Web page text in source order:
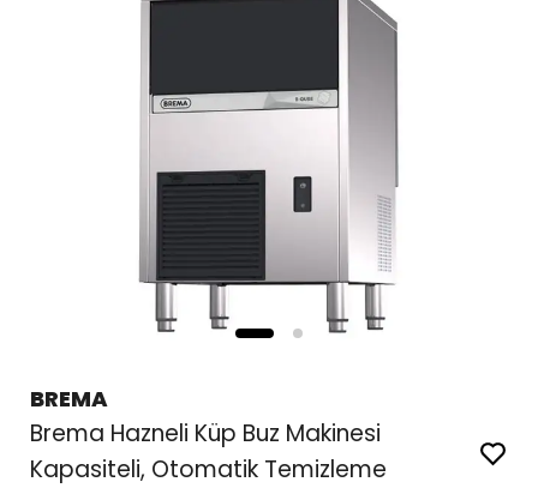
BREMA
Brema Hazneli Küp Buz Makinesi
Kapasiteli, Otomatik Temizleme